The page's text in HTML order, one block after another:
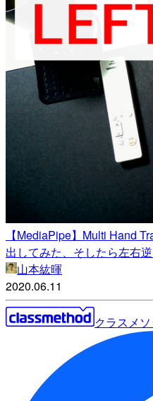
【MediaPipe】Multi Hand
出してみた、そしたら左右逆
山本紘暉
2020.06.11
クラスメ